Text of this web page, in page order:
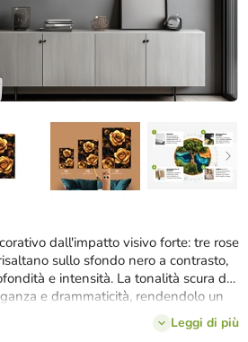
dall'impatto visivo forte: tre rose
sullo sfondo nero a contrasto,
e intensità. La tonalità scura del
e drammaticità, rendendolo un
È perfetto per la parete di un
camera da letto o un corridoioLeggi di più